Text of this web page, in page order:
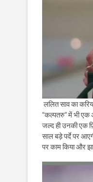
ललित साव का
“कल्पतरु” में भी एक
जल्द ही उनकी एक
साल बड़े पर्दे पर
पर काम किया और